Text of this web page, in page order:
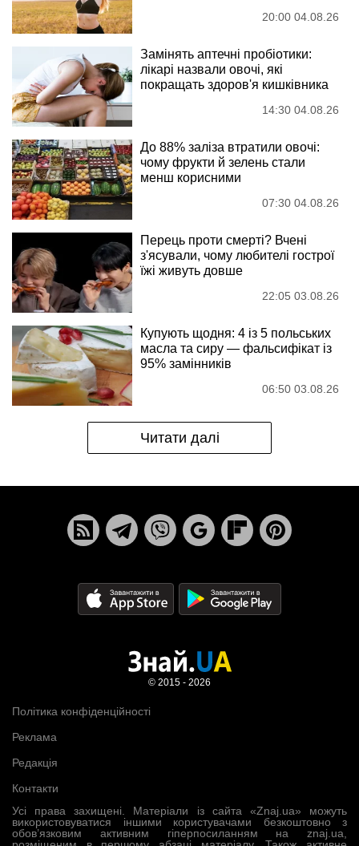
20:00 04.08.26
Замінять аптечні пробіотики:
лікарі назвали овочі, які
покращать здоров'я кишківника
14:30 04.08.26
До 88% заліза втратили овочі:
чому фрукти й зелень стали
менш корисними
07:30 04.08.26
Перець проти смерті? Вчені
з'ясували, чому любителі гострої
їжі живуть довше
22:05 03.08.26
Купують щодня: 4 із 5 польських
масла та сиру — фальсифікат із
95% замінників
06:50 03.08.26
Читати далі
Усі права захищені. Матеріали із сайта «Znaj.ua» можуть
використовуватися іншими користувачами безкоштовно з
обов’язковим активним гіперпосиланням на znaj.ua,
Політика конфіденційності
Реклама
Редакція
Контакти
© 2015 - 2026